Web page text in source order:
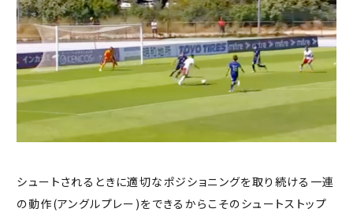
シュートされるときに適切なポジショニングを取り続ける一連
の動作(アングルプレー)をできるからこそのシュートストップ